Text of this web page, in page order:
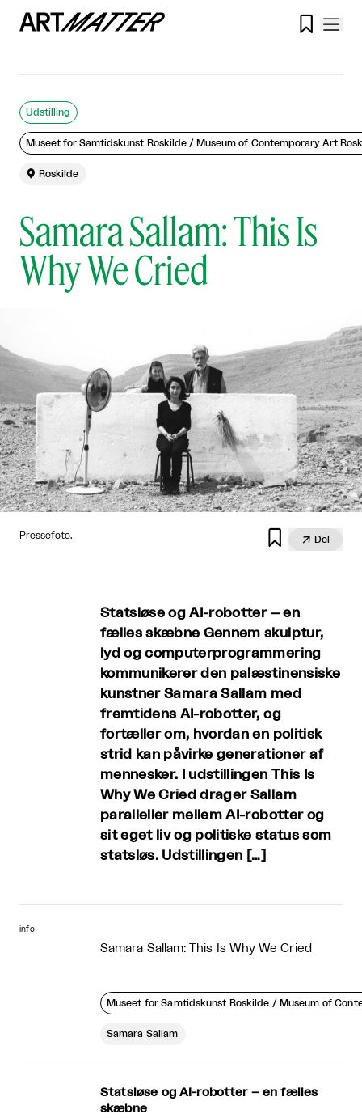

Samara Sallam: This Is
Why We Cried
Udstilling
Museet for Samtidskunst Roskilde / Museum of Contemporary Art
 Roskilde
Pressefoto.   Del
Statsløse og AI-robotter – en
fælles skæbne Gennem skulptur,
lyd og computerprogrammering
kommunikerer den palæstinensiske
kunstner Samara Sallam med
fremtidens AI-robotter, og
fortæller om, hvordan en politisk
strid kan påvirke generationer af
mennesker. I udstillingen This Is
Why We Cried drager Sallam
paralleller mellem AI-robotter og
sit eget liv og politiske status som
statsløs. Udstillingen […]
info
Samara Sallam: This Is Why We Cried
Museet for Samtidskunst Roskilde / Museum of
Samara Sallam
Statsløse og AI-robotter – en fælles
skæbne